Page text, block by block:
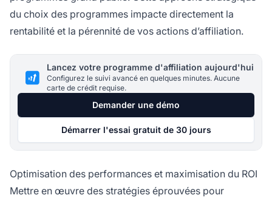
du choix des programmes impacte directement la
rentabilité et la pérennité de vos actions d’affiliation.
Lancez votre programme d'affiliation aujourd'hui
Configurez le suivi avancé en quelques minutes. Aucune
carte de crédit requise.
Demander une démo
Démarrer l'essai gratuit de 30 jours
Optimisation des performances et maximisation du ROI
Mettre en œuvre des stratégies éprouvées pour